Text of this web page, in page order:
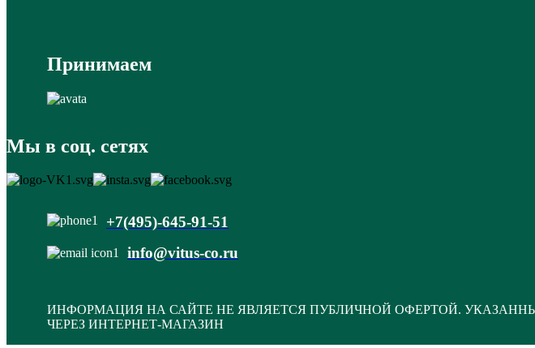
Принимаем
Мы в соц. сетях
+7(495)-645-91-51
info@vitus-co.ru
ИНФОРМАЦИЯ НА САЙТЕ НЕ ЯВЛЯЕТСЯ ПУБЛИЧНОЙ ОФЕРТОЙ.
ЧЕРЕЗ ИНТЕРНЕТ-МАГАЗИН